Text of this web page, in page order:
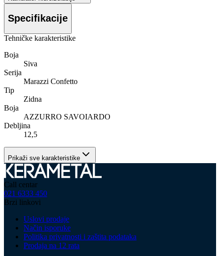
Specifikacije
Tehničke karakteristike
Boja
Siva
Serija
Marazzi Confetto
Tip
Zidna
Boja
AZZURRO SAVOIARDO
Debljina
12,5
Prikaži sve karakteristike
Call centar
021 6333 450
Brzi linkovi
Uslovi prodaje
Način isporuke
Politika privatnosti i zaštita podataka
Prodaja na 12 rata